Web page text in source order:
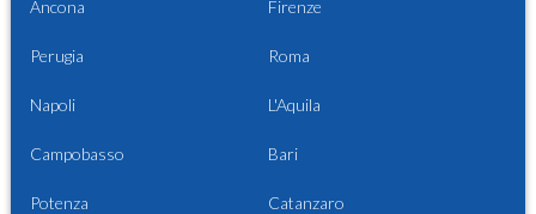
Ancona Firenze
Perugia Roma
Napoli L'Aquila
Campobasso Bari
Potenza Catanzaro